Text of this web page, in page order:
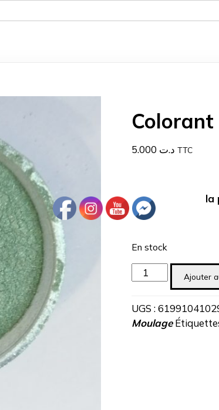
د.ت TTC
la
En stock
quantité
de
Mica
Vert
Ajouter
UGS :
Moulage